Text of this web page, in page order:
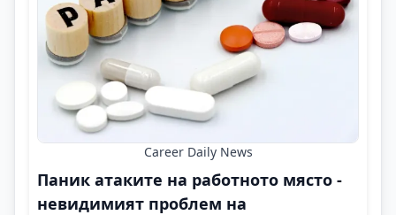
Career Daily News
Паник атаките на работното място -
невидимият проблем на